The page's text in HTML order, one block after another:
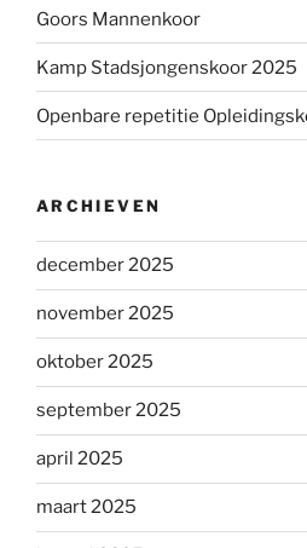
Goors Mannenkoor
Kamp Stadsjongenskoor 2025
Openbare repetitie
ARCHIEVEN
december 2025
november 2025
oktober 2025
september 2025
april 2025
maart 2025